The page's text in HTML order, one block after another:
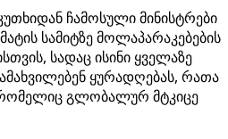
ჩამოსული მინისტრები
სამიტზე მოლაპარაკებების
სადაც ისინი ყველაზე
ყურადღებას, რათა
რომელიც გლობალურ მტკიცე